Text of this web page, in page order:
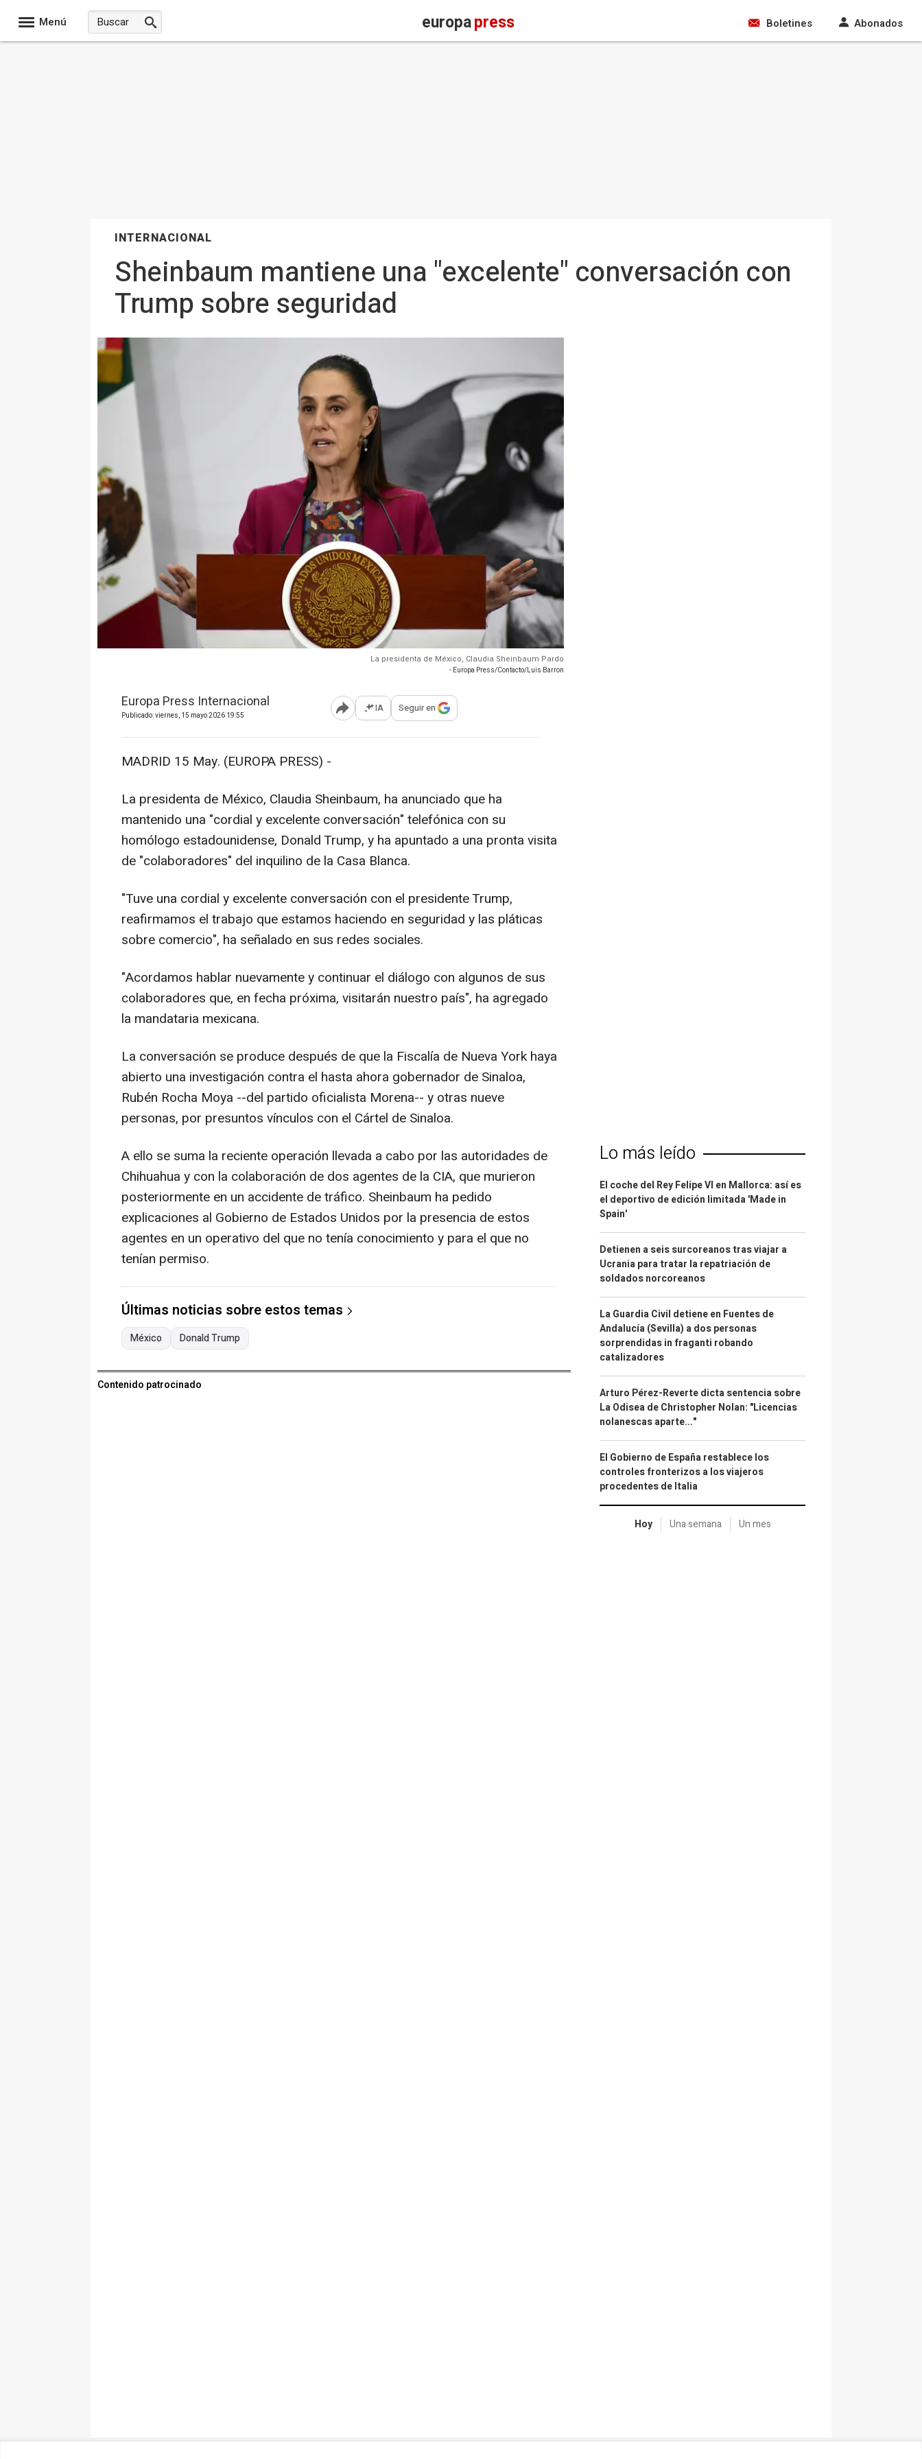
Menú europapress Boletines Abonados
INTERNACIONAL
Sheinbaum mantiene una "excelente" conversación con
Trump sobre seguridad
La presidenta de México, Claudia Sheinbaum Pardo
- Europa Press/Contacto/Luis Barron
Europa Press Internacional
Publicado: viernes, 15 mayo 2026 19:55 Abrir opciones para compartir
IA Seguir en
MADRID 15 May. (EUROPA PRESS) -
La presidenta de México, Claudia Sheinbaum, ha anunciado que ha
mantenido una "cordial y excelente conversación" telefónica con su
homólogo estadounidense, Donald Trump, y ha apuntado a una pronta visita
de "colaboradores" del inquilino de la Casa Blanca.
"Tuve una cordial y excelente conversación con el presidente Trump,
reafirmamos el trabajo que estamos haciendo en seguridad y las pláticas
sobre comercio", ha señalado en sus redes sociales.
"Acordamos hablar nuevamente y continuar el diálogo con algunos de sus
colaboradores que, en fecha próxima, visitarán nuestro país", ha agregado
la mandataria mexicana.
La conversación se produce después de que la Fiscalía de Nueva York haya
abierto una investigación contra el hasta ahora gobernador de Sinaloa,
Rubén Rocha Moya --del partido oficialista Morena-- y otras nueve
personas, por presuntos vínculos con el Cártel de Sinaloa.
A ello se suma la reciente operación llevada a cabo por las autoridades de
Chihuahua y con la colaboración de dos agentes de la CIA, que murieron
posteriormente en un accidente de tráfico. Sheinbaum ha pedido
explicaciones al Gobierno de Estados Unidos por la presencia de estos
agentes en un operativo del que no tenía conocimiento y para el que no
tenían permiso.
Últimas noticias sobre estos temas
México Donald Trump
Contenido patrocinado
Lo más leído
El coche del Rey Felipe VI en Mallorca: así es
el deportivo de edición limitada 'Made in
Spain'
Detienen a seis surcoreanos tras viajar a
Ucrania para tratar la repatriación de
soldados norcoreanos
La Guardia Civil detiene en Fuentes de
Andalucía (Sevilla) a dos personas
sorprendidas in fraganti robando
catalizadores
Arturo Pérez-Reverte dicta sentencia sobre
La Odisea de Christopher Nolan: "Licencias
nolanescas aparte..."
El Gobierno de España restablece los
controles fronterizos a los viajeros
procedentes de Italia
Hoy Una semana Un mes